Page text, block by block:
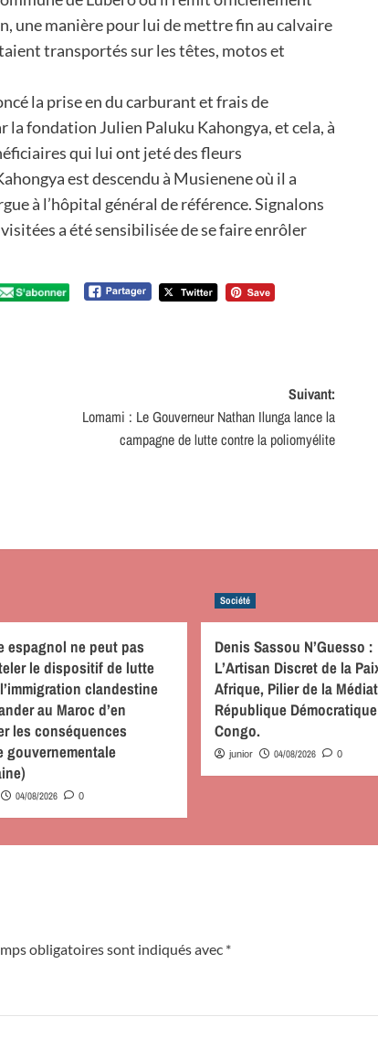
une manière pour lui de mettre fin au calvaire
transportés sur les têtes, motos et
la prise en du carburant et frais de
la fondation Julien Paluku Kahongya, et cela, à
qui lui ont jeté des fleurs
est descendu à Musienene où il a
à l’hôpital général de référence. Signalons
a été sensibilisée de se faire enrôler
Suivant:
Lomami : Le Gouverneur Nathan Ilunga lance la
campagne de lutte contre la poliomyélite
espagnol ne peut pas
le dispositif de lutte
clandestine
au Maroc d’en
les conséquences
gouvernementale
04/08/2026 0
Société
Denis Sassou N’Guesso :
L’Artisan Discret de la
Afrique, Pilier de la
République
Congo.
junior 04/08/2026 0
obligatoires sont indiqués avec *